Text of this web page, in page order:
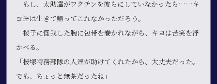
もし、太助達がワクチンを彼らにしていなかったら……キ
ヨ達は生きて帰ってこれなかっただろう。
桜子に怪我した腕に包帯を巻かれながら、キヨは苦笑を浮
かべる。
「桜塚特務部隊の人達が助けてくれたから、大丈夫だった。
でも、ちょっと無茶だったね」